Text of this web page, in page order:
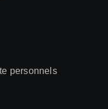
personnels